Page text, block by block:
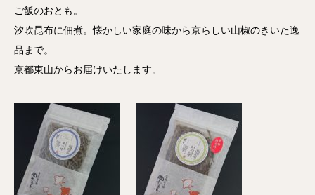
ご飯のおとも。
汐吹昆布に佃煮。懐かしい家庭の味から京らしい山椒のきいた逸
品まで。
京都東山からお届けいたします。